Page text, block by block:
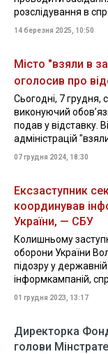
розслідування в
14 березня 2025, 10:50
Місто "взяли в
оголосив про
Сьогодні, 7 грудня,
виконуючий
подав у відставку.
адміністрацій
07 грудня 2024, 18:30
Ексзаступник
координував
України, — СБУ
Колишньому
оборони України
підозру у державній
інформкампаній,
01 грудня 2023, 13:17
Директорка
голови